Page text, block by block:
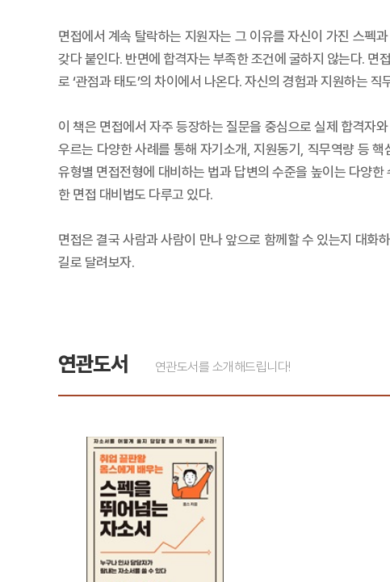
면접에서 계속 탈락하는 지원자는 그 이유를 자신이 가진 스펙
갖다 붙인다. 반면에 합격자는 부족한 조건에 굴하지 않는다. 면
로 ‘관점과 태도’의 차이에서 나온다. 자신의 경험과 지원하는
이 책은 면접에서 자주 등장하는 질문을 중심으로 실제 합격자
우르는 다양한 사례를 통해 자기소개, 지원동기, 직무역량 등
유형별 면접전형에 대비하는 법과 답변의 수준을 높이는 다양
한 면접 대비법도 다루고 있다.
면접은 결국 사람과 사람이 만나 앞으로 함께할 수 있는지 대화
길로 달려보자.
연관도서 연관도서를 소개해드립니다!